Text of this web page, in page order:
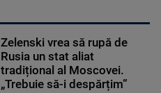
Zelenski vrea să rupă de
Rusia un stat aliat
tradițional al Moscovei.
„Trebuie să-i despărțim”